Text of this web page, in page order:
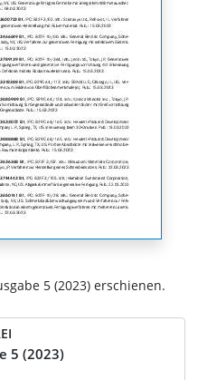
5 (2023) erschienen.
5 (2023)